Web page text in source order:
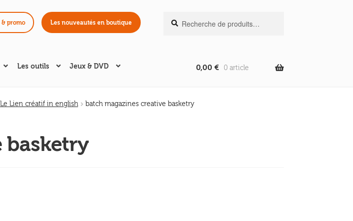
promo Les nouveautés en boutique
pour :
Recherche
Les outils Jeux & DVD 0,00 € 0 article
Lien créatif in english batch magazines creative basketry
basketry